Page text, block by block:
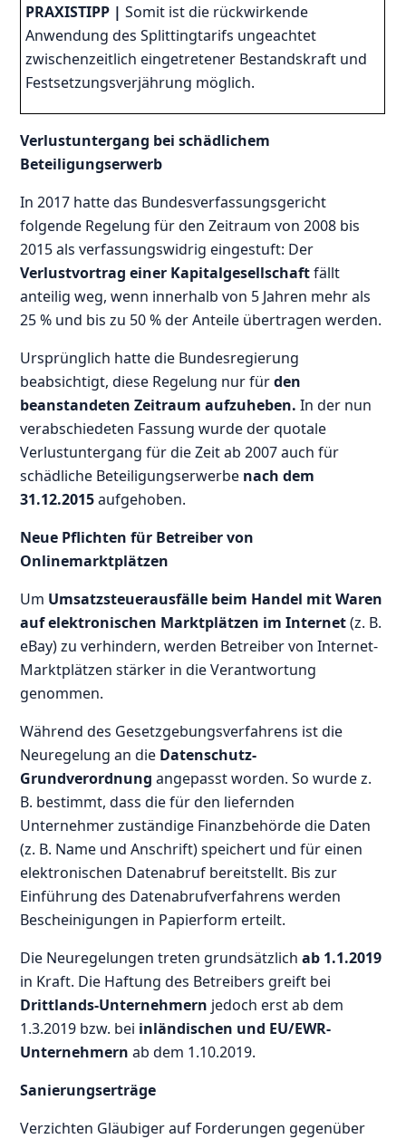
PRAXISTIPP | Somit ist die rückwirkende
Anwendung des Splittingtarifs ungeachtet
zwischenzeitlich eingetretener Bestandskraft und
Festsetzungsverjährung möglich.
Verlustuntergang bei schädlichem
Beteiligungserwerb
In 2017 hatte das Bundesverfassungsgericht
folgende Regelung für den Zeitraum von 2008 bis
2015 als verfassungswidrig eingestuft: Der
Verlustvortrag einer Kapitalgesellschaftfällt
anteilig weg, wenn innerhalb von 5 Jahren mehr als
25 % und bis zu 50 % der Anteile übertragen werden.
Ursprünglich hatte die Bundesregierung
beabsichtigt, diese Regelung nur fürden
beanstandeten Zeitraum aufzuheben.In der nun
verabschiedeten Fassung wurde der quotale
Verlustuntergang für die Zeit ab 2007 auch für
schädliche Beteiligungserwerbe nach dem
31.12.2015aufgehoben.
Neue Pflichten für Betreiber von
Onlinemarktplätzen
Um Umsatzsteuerausfälle beim Handel mit Waren
auf elektronischen Marktplätzen im Internet(z. B.
eBay) zu verhindern, werden Betreiber von Internet-
Marktplätzen stärker in die Verantwortung
genommen.
Während des Gesetzgebungsverfahrens ist die
Neuregelung an die Datenschutz-
Grundverordnung angepasst worden. So wurde z.
B. bestimmt, dass die für den liefernden
Unternehmer zuständige Finanzbehörde die Daten
(z. B. Name und Anschrift) speichert und für einen
elektronischen Datenabruf bereitstellt. Bis zur
Einführung des Datenabrufverfahrens werden
Bescheinigungen in Papierform erteilt.
Die Neuregelungen treten grundsätzlichab 1.1.2019
in Kraft. Die Haftung des Betreibers greift bei
Drittlands-Unternehmern jedoch erst ab dem
1.3.2019 bzw. bei inländischen und EU/EWR-
Unternehmern ab dem 1.10.2019.
Sanierungserträge
Verzichten Gläubiger auf Forderungen gegenüber